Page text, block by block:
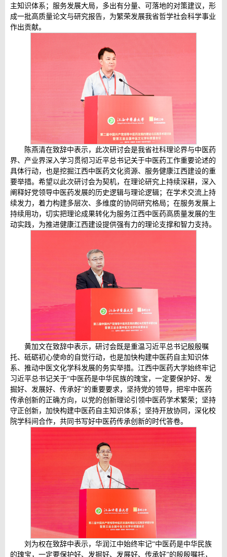
主知识体系；服务发展大局，多出有分量、可落地的对策建议，形
成一批高质量论文与研究报告，为繁荣发展我省哲学社会科学事业
作出贡献。
陈燕清在致辞中表示，此次研讨会是我省社科理论界与中医药
界、产业界深入学习贯彻习近平总书记关于中医药工作重要论述的
具体行动，也是挖掘江西中医药文化资源、服务健康江西建设的重
要举措。希望以此次研讨会为契机，在理论研究上持续深耕，深入
阐释好党领导中医药发展的历史逻辑与理论逻辑；在学术交流上持
续发力，着力构建多层次、多维度的协同研究格局；在服务发展上
持续用功，切实把理论成果转化为服务江西中医药高质量发展的生
动实践，为推进健康江西建设提供强有力的理论支撑和智力支持。
黄加文在致辞中表示，研讨会既是重温习近平总书记殷殷嘱
托、砥砺初心使命的自觉行动，也是加快构建中医药自主知识体
系、推动中医文化学科发展的务实举措。江西中医药大学始终牢记
习近平总书记关于“中医药是中华民族的瑰宝，一定要保护好、发
掘好、发展好、传承好”的重要要求，坚持党的领导，把牢中医药
传承创新的正确方向，以党的创新理论引领中医药学术繁荣；坚持
守正创新，加快构建中医药自主知识体系；坚持开放协同，深化校
院学科间合作，共同书写好中医药传承创新的时代答卷。
刘为权在致辞中表示，华润江中始终牢记“中医药是中华民族
的瑰宝，一定要保护好、发掘好、发展好、传承好”的殷殷嘱托，